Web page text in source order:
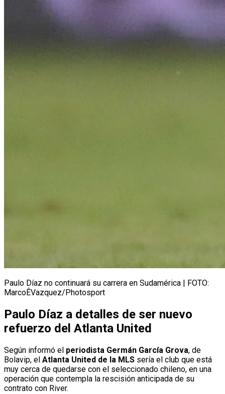
Paulo Díaz no continuará su carrera en Sudamérica | FOTO:
MarcoÊVazquez/Photosport
Paulo Díaz a detalles de ser nuevo
refuerzo del Atlanta United
Según informó el periodista Germán García Grova, de
Bolavip, el Atlanta United de la MLS sería el club que está
muy cerca de quedarse con el seleccionado chileno, en una
operación que contempla la rescisión anticipada de su
contrato con River.